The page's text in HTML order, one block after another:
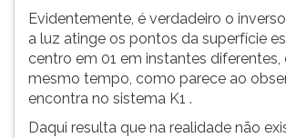
Evidentemente, é verdadeiro o
a luz atinge os pontos da superfície
centro em 01 em instantes diferentes,
mesmo tempo, como parece ao
encontra no sistema K1 .
Daqui resulta que na realidade não